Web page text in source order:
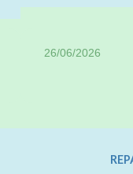
26/06/2026